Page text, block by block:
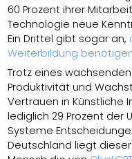
60 Prozent ihrer
Technologie neue
Ein Drittel gibt sogar an,
Weiterbildung
Trotz eines
Produktivität und
Vertrauen in Künstliche
lediglich 29 Prozent der
Systeme
Deutschland liegt dieser